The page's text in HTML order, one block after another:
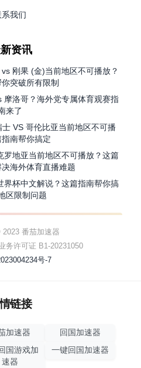
系我们
资讯
刚果 (金)当前地区不可播放？
突破所有限制
摩洛哥？海外党专属体育观赛指
来了
VS 哥伦比亚当前地区不可播
南帮你搞定
罗地亚当前地区不可播放？这篇
海外体育直播难题
界杯中文解说？这篇指南帮你搞
区限制问题
番茄加速器
务许可证 B1-20231050
号-7
链接
加速器
回国加速器
国游戏加
速器
一键回国加速器